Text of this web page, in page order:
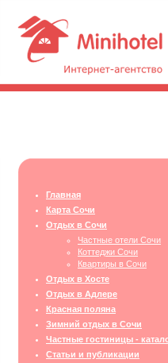
Главная
Карта Сочи
Отдых в Сочи
Частные отели Сочи
Коттеджи Сочи
Квартиры в Сочи
Отдых в Хосте
Отдых в Адлере
Красная поляна
Зимний отдых в Сочи
Частные гостиницы -
Статьи и публикации